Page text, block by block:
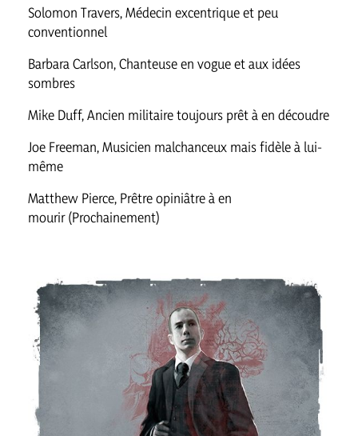
Solomon Travers, Médecin excentrique et peu
conventionnel
Barbara Carlson, Chanteuse en vogue et aux idées
sombres
Mike Duff, Ancien militaire toujours prêt à en découdre
Joe Freeman, Musicien malchanceux mais fidèle à lui-
même
Matthew Pierce, Prêtre opiniâtre à en
mourir (Prochainement)